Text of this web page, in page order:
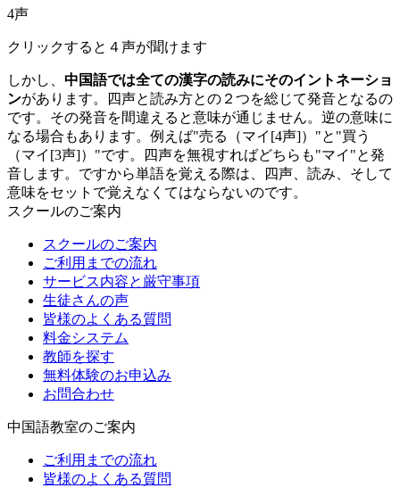
4声
クリックすると４声が聞けます
しかし、 中国語では全ての漢字の読みにそのイントネーショ
ンがあります。四声と読み方との２つを総じて発音となるの
です。その発音を間違えると意味が通じません。逆の意味に
なる場合もあります。例えば"売る（マイ[4声]）"と"買う
（マイ[3声]）"です。四声を無視すればどちらも"マイ"と発
音します。ですから単語を覚える際は、四声、読み、そして
意味をセットで覚えなくてはならないのです。
スクールのご案内
スクールのご案内
ご利用までの流れ
サービス内容と厳守事項
生徒さんの声
皆様のよくある質問
料金システム
教師を探す
無料体験のお申込み
お問合わせ
中国語教室のご案内
ご利用までの流れ
皆様のよくある質問